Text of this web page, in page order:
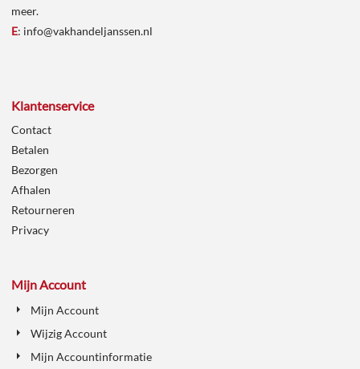
meer.
E: info@vakhandeljanssen.nl
Klantenservice
Contact
Betalen
Bezorgen
Afhalen
Retourneren
Privacy
Mijn Account
Mijn Account
Wijzig Account
Mijn Accountinformatie